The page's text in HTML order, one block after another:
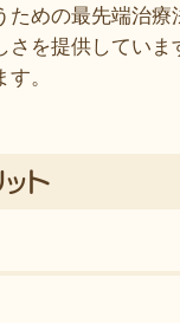
めの最先端治
を提供してい
。
ト